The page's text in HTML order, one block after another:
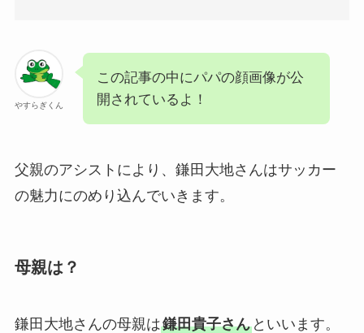
やすらぎくん
この記事の中にパパの顔画像が公
開されているよ！
父親のアシストにより、鎌田大地さんはサッカー
の魅力にのめり込んでいきます。
母親は？
鎌田大地さんの母親は鎌田貴子さんといいます。